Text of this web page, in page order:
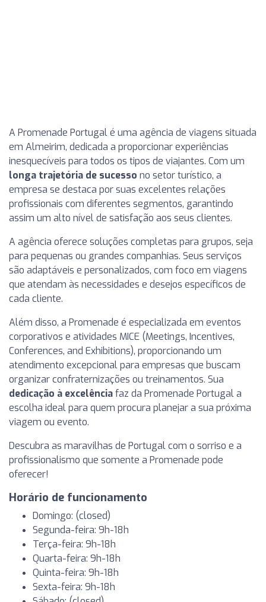
A Promenade Portugal é uma agência de viagens situada
em Almeirim, dedicada a proporcionar experiências
inesquecíveis para todos os tipos de viajantes. Com um
longa trajetória de sucesso no setor turístico, a
empresa se destaca por suas excelentes relações
profissionais com diferentes segmentos, garantindo
assim um alto nível de satisfação aos seus clientes.
A agência oferece soluções completas para grupos, seja
para pequenas ou grandes companhias. Seus serviços
são adaptáveis e personalizados, com foco em viagens
que atendam às necessidades e desejos específicos de
cada cliente.
Além disso, a Promenade é especializada em eventos
corporativos e atividades MICE (Meetings, Incentives,
Conferences, and Exhibitions), proporcionando um
atendimento excepcional para empresas que buscam
organizar confraternizações ou treinamentos. Sua
dedicação à excelênciafaz da Promenade Portugal a
escolha ideal para quem procura planejar a sua próxima
viagem ou evento.
Descubra as maravilhas de Portugal com o sorriso e a
profissionalismo que somente a Promenade pode
oferecer!
Horário de funcionamento
Domingo: (closed)
Segunda-feira: 9h-18h
Terça-feira: 9h-18h
Quarta-feira: 9h-18h
Quinta-feira: 9h-18h
Sexta-feira: 9h-18h